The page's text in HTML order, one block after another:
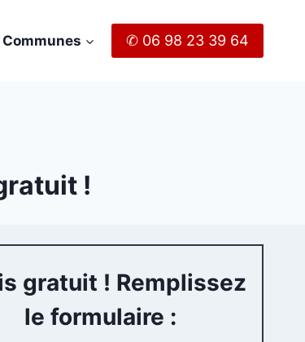
Communes ✆ 06 98 23 39 64
!
gratuit ! Remplissez
le formulaire :